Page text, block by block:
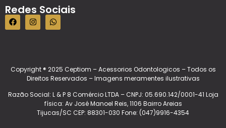
Redes Sociais
Copyright ® 2025 Ceptiom – Acessorios Odontologicos – Todos os
Direitos Reservados – Imagens meramentes ilustrativas
Razão Social: L & P 8 Comércio LTDA – CNPJ: 05.690.142/0001-41 Loja
física: Av José Manoel Reis, 1106 Bairro Areias
Tijucas/SC CEP: 88301-030 Fone: (047)9916-4354